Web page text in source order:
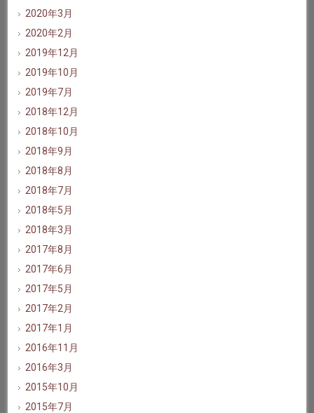
2020年3月
2020年2月
2019年12月
2019年10月
2019年7月
2018年12月
2018年10月
2018年9月
2018年8月
2018年7月
2018年5月
2018年3月
2017年8月
2017年6月
2017年5月
2017年2月
2017年1月
2016年11月
2016年3月
2015年10月
2015年7月